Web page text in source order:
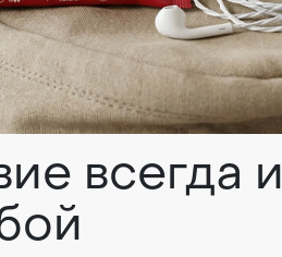
всегда и